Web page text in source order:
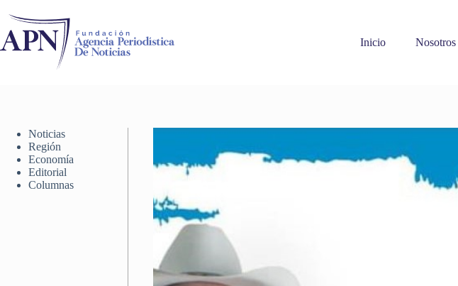
contenido
Inicio
Nosotros
Noticias
Región
Economía
Editorial
Columnas